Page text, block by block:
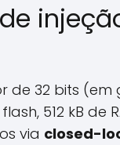
32 bits (em
512 kB de
via closed-